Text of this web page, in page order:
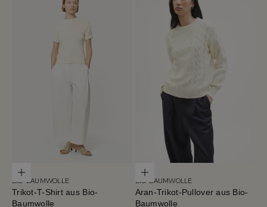
Optionen auswählen
BIO-BAUMWOLLE
Trikot-T-Shirt aus Bio-
Baumwolle
Optionen auswählen
BIO-BAUMWOLLE
Aran-Trikot-Pullover aus Bio-
Baumwolle